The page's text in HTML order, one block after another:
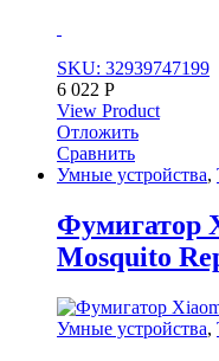
SKU: 32939747199
6 022 Р
View Product
Отложить
Сравнить
Умные устройства,
Фумигатор
Mosquito
Умные устройства,